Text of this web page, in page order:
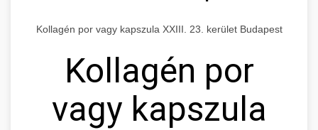
Kollagén por vagy kapszula XXIII. 23. kerület Budapest
Kollagén por
vagy kapszula